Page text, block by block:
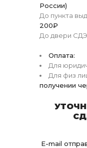
России)
До пункта
200₽
До двери
Оплата:
Для
Для физ
получении
E-mail